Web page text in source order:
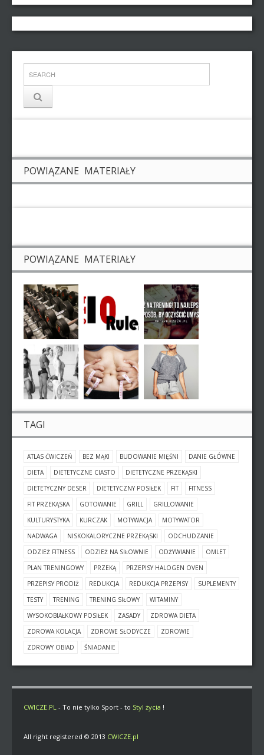
POWIĄZANE MATERIAŁY
POWIĄZANE MATERIAŁY
TAGI
ATLAS ĆWICZEŃ BEZ MĄKI BUDOWANIE MIĘŚNI
DANIE GŁÓWNE
DIETA
DIETETYCZNE CIASTO
DIETETYCZNE PRZEKĄSKI
DIETETYCZNY DESER
DIETETYCZNY POSIŁEK FIT
FITNESS
FIT PRZEKĄSKA
GOTOWANIE GRILL
GRILLOWANIE
KULTURYSTYKA
KURCZAK MOTYWACJA
MOTYWATOR
NADWAGA
NISKOKALORYCZNE PRZEKĄSKI
ODCHUDZANIE
ODZIEŻ FITNESS
ODZIEŻ NA SIŁOWNIE ODŻYWIANIE
OMLET
PLAN TRENINGOWY
PRZEKĄ
PRZEPISY HALOGEN OVEN
PRZEPISY PRODIŻ
REDUKCJA REDUKCJA PRZEPISY
SUPLEMENTY
TESTY
TRENING TRENING SIŁOWY
WITAMINY
WYSOKOBIAŁKOWY POSIŁEK
ZASADY
ZDROWA DIETA
ZDROWA KOLACJA
ZDROWE SŁODYCZE
ZDROWIE
ZDROWY OBIAD
ŚNIADANIE
CWICZE.PL - To nie tylko Sport - to Styl życia !
All right registered © 2013 CWICZE.pl